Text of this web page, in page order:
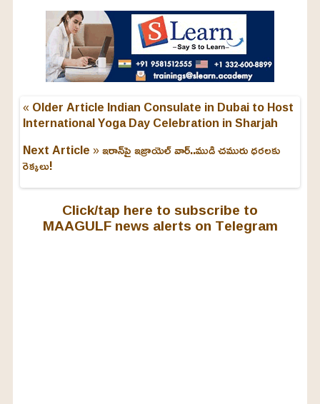
« Older Article Indian Consulate in Dubai to Host
International Yoga Day Celebration in Sharjah
Next Article »ఇరాన్‌పై ఇజ్రాయెల్ వార్..ముడి చమురు ధరలకు
రెక్కలు!
Click/tap here to subscribe to
MAAGULF news alerts on Telegram